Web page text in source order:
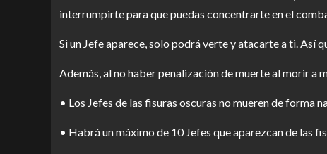
interrumpirte para que puedas concentrarte en el
Si un Jefe aparece, solo podrá verte y atacarte a ti. Así
Además, al no haber penalización de muerte al morir a
• Los Jefes de las fisuras oscuras no mueren de forma
• Habrá un máximo de 10 Jefes que aparezcan de las